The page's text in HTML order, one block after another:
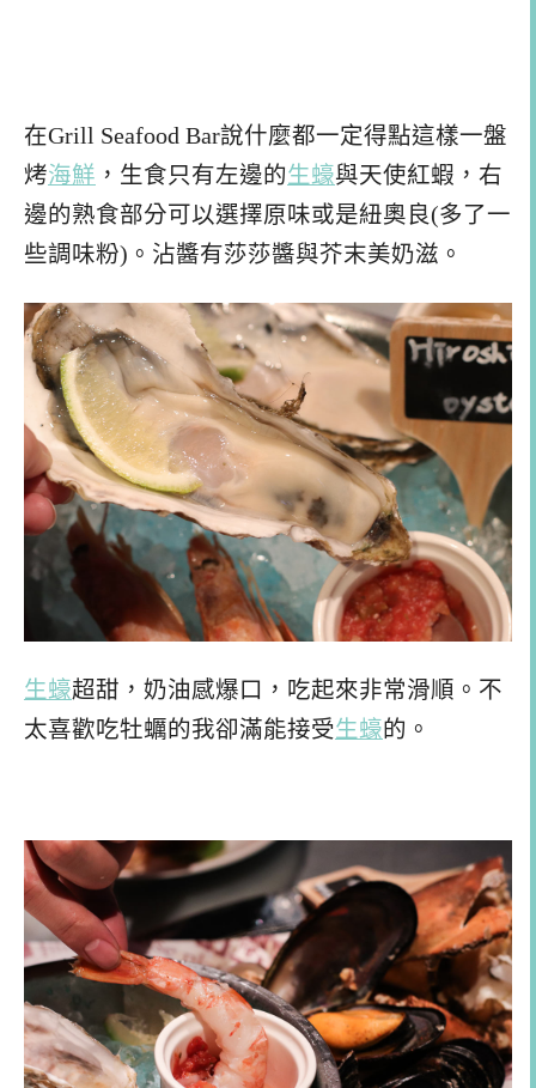
在Grill Seafood Bar說什麼都一定得點這樣一盤
烤海鮮 ，生食只有左邊的生蠔與天使紅蝦，右
邊的熟食部分可以選擇原味或是紐奧良(多了一
些調味粉)。沾醬有莎莎醬與芥末美奶滋。
生蠔超甜，奶油感爆口，吃起來非常滑順。不
太喜歡吃牡蠣的我卻滿能接受生蠔的。